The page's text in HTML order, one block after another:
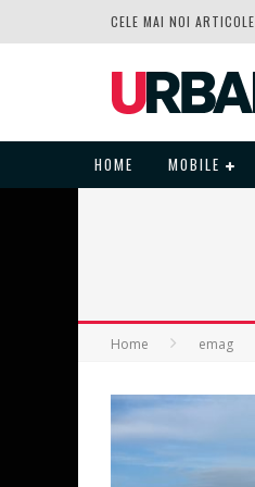
CELE MAI NOI ARTICOLE
HOME MOBILE
Home emag